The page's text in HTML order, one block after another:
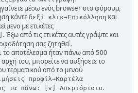
μέσω ενός browser στο φόρουμ,
κάντε δεξί κλικ→Επικόλληση και
με ετικέτες
. Έξω από τις ετικέτες αυτές γράψτε και
σας ζητηθεί.
το αποτέλεσμα ήταν πάνω από 500
του, μπορείτε να αυξήσετε το
τερματικού από το μενού
προφίλ→Καρτέλα
τα πάνω: [v] Απεριόριστο.